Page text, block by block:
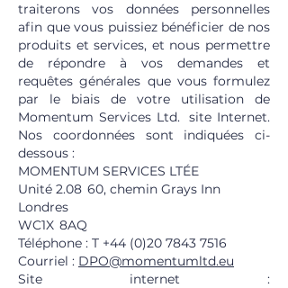
traiterons vos données personnelles
afin que vous puissiez bénéficier de nos
produits et services, et nous permettre
de répondre à vos demandes et
requêtes générales que vous formulez
par le biais de votre utilisation de
Momentum Services Ltd. site Internet.
Nos coordonnées sont indiquées ci-
dessous :
MOMENTUM SERVICES LTÉE
Unité 2.08 60, chemin Grays Inn
Londres
WC1X 8AQ
Téléphone : T +44 (0)20 7843 7516
Courriel : DPO@momentumltd.eu
Site internet :